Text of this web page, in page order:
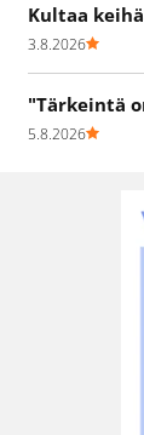
Kultaa
3.8.2026
"Tärkeintä
5.8.2026